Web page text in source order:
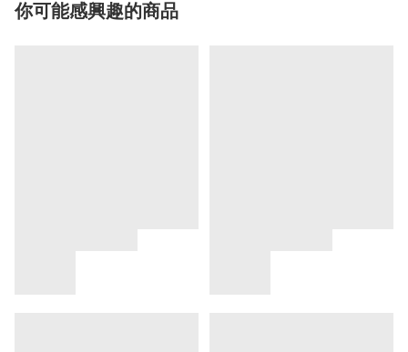
你可能感興趣的商品